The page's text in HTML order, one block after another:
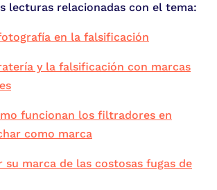
lecturas relacionadas con el tema:
en la falsificación
y la falsificación con marcas
funcionan los filtradores en
como marca
su marca de las costosas fugas de